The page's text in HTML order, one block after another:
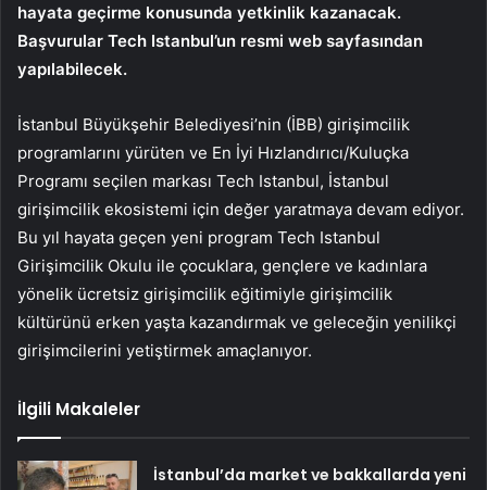
hayata geçirme konusunda yetkinlik kazanacak.
Başvurular Tech Istanbul’un resmi web sayfasından
yapılabilecek.
İstanbul Büyükşehir Belediyesi’nin (İBB) girişimcilik
programlarını yürüten ve En İyi Hızlandırıcı/Kuluçka
Programı seçilen markası Tech Istanbul, İstanbul
girişimcilik ekosistemi için değer yaratmaya devam ediyor.
Bu yıl hayata geçen yeni program Tech Istanbul
Girişimcilik Okulu ile çocuklara, gençlere ve kadınlara
yönelik ücretsiz girişimcilik eğitimiyle girişimcilik
kültürünü erken yaşta kazandırmak ve geleceğin yenilikçi
girişimcilerini yetiştirmek amaçlanıyor.
İlgili Makaleler
İstanbul’da market ve bakkallarda yeni